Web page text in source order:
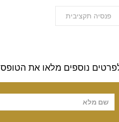
פנסיה תקציבית
נוספים מלאו את הטופס